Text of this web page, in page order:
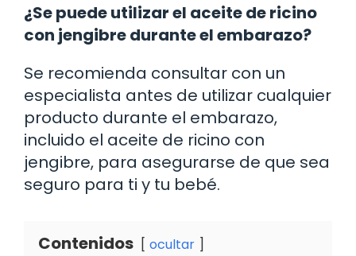
¿Se puede utilizar el aceite de ricino
con jengibre durante el embarazo?
Se recomienda consultar con un
especialista antes de utilizar cualquier
producto durante el embarazo,
incluido el aceite de ricino con
jengibre, para asegurarse de que sea
seguro para ti y tu bebé.
Contenidos ocultar